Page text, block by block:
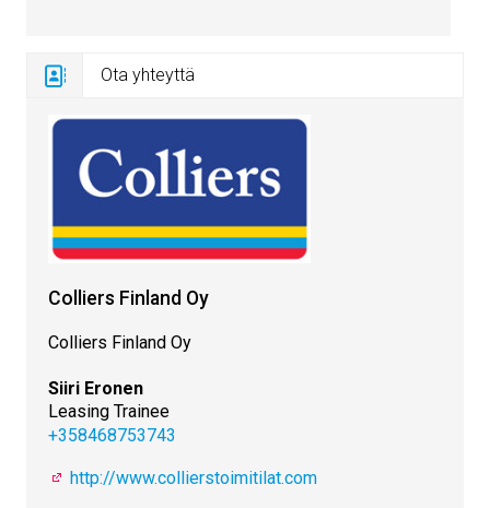
Ota yhteyttä
Colliers Finland Oy
Colliers Finland Oy
Siiri Eronen
Leasing Trainee
+358468753743
http://www.collierstoimitilat.com